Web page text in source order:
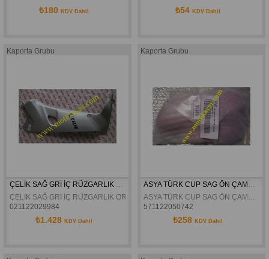
₺180 KDV Dahil ₺54 KDV Dahil
Kaporta Grubu
ÇELİK SAĞ GRİ İÇ RÜZGARLIK ORJİNAL
ÇELİK SAĞ GRİ İÇ RÜZGARLIK ORJİNAL
021122029984
₺1.428 KDV Dahil
Kaporta Grubu
ASYA TÜRK CUP SAG ÖN ÇAMURLUK KULAGI ORJINAL
ASYA TÜRK CUP SAG ÖN ÇAMURLUK KULAGI ORJINAL
571122050742
₺258 KDV Dahil